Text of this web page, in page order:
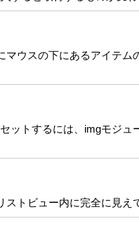
ウスの下にあるアイテ
ットするには、imgモジ
トビュー内に完全に見え